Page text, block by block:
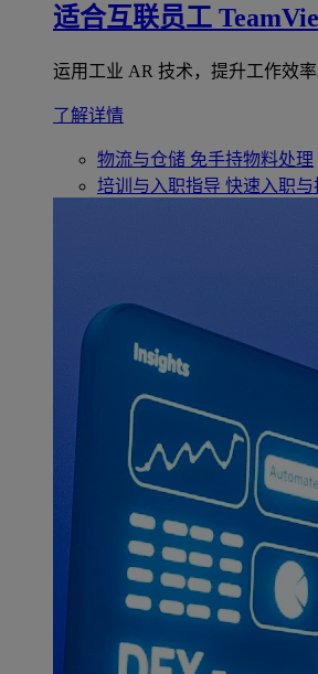
适合互联员工
运用工业 AR 技术，提升工作效率
了解详情
物流与仓储 免手持物料处理
培训与入职指导 快速入职与